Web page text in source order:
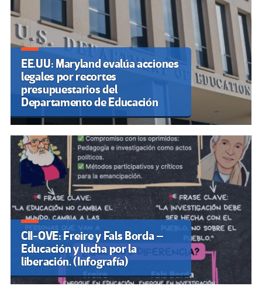
EE.UU: Maryland evalúa acciones
legales por recortes
presupuestarios del
Departamento de Educación
CII-OVE: Freire y Fals Borda –
Educación y lucha por la
liberación. (Infografía)